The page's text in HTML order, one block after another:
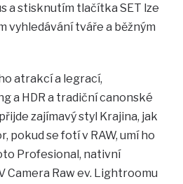
a stisknutím tlačítka SET lze
vyhledávání tváře a běžným
atrakcí a legrací,
a HDR a tradiční canonské
zajímavý styl Krajina, jak
pokud se fotí v RAW, umí ho
Profesional, nativní
Camera Raw ev. Lightroomu